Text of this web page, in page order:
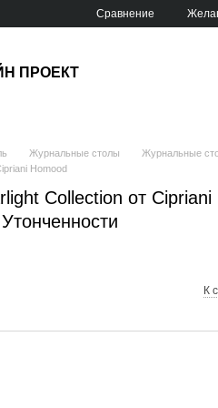
Сравнение
ПРОЕКТ
Журнальные столы
Журнальные
Homood
Collection от Cipriani
К